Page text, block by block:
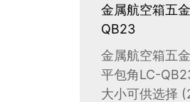
金属航空箱五
QB23
金属航空箱五
平包角LC-
大小可供选择